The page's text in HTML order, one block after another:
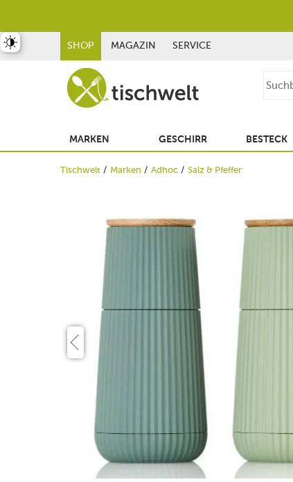
SHOP MAGAZIN SERVICE
MARKEN GESCHIRR BESTECK
Tischwelt Marken Adhoc Salz & Pfeffer
umschalten